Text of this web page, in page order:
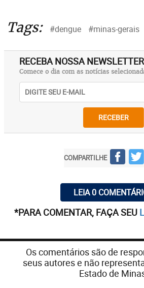
Tags: #dengue #minas-gerais
RECEBA NOSSA NEWSLETTER
Comece o dia com as notícias
RECEBER
COMPARTILHE
LEIA 0
*PARA COMENTAR, FAÇA SEU
Os comentários são de
seus autores e não
Estado de